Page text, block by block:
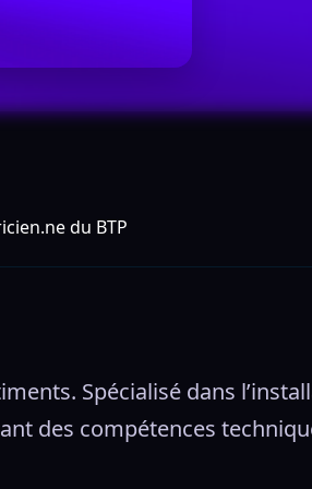
du BTP
Spécialisé dans
des compétences